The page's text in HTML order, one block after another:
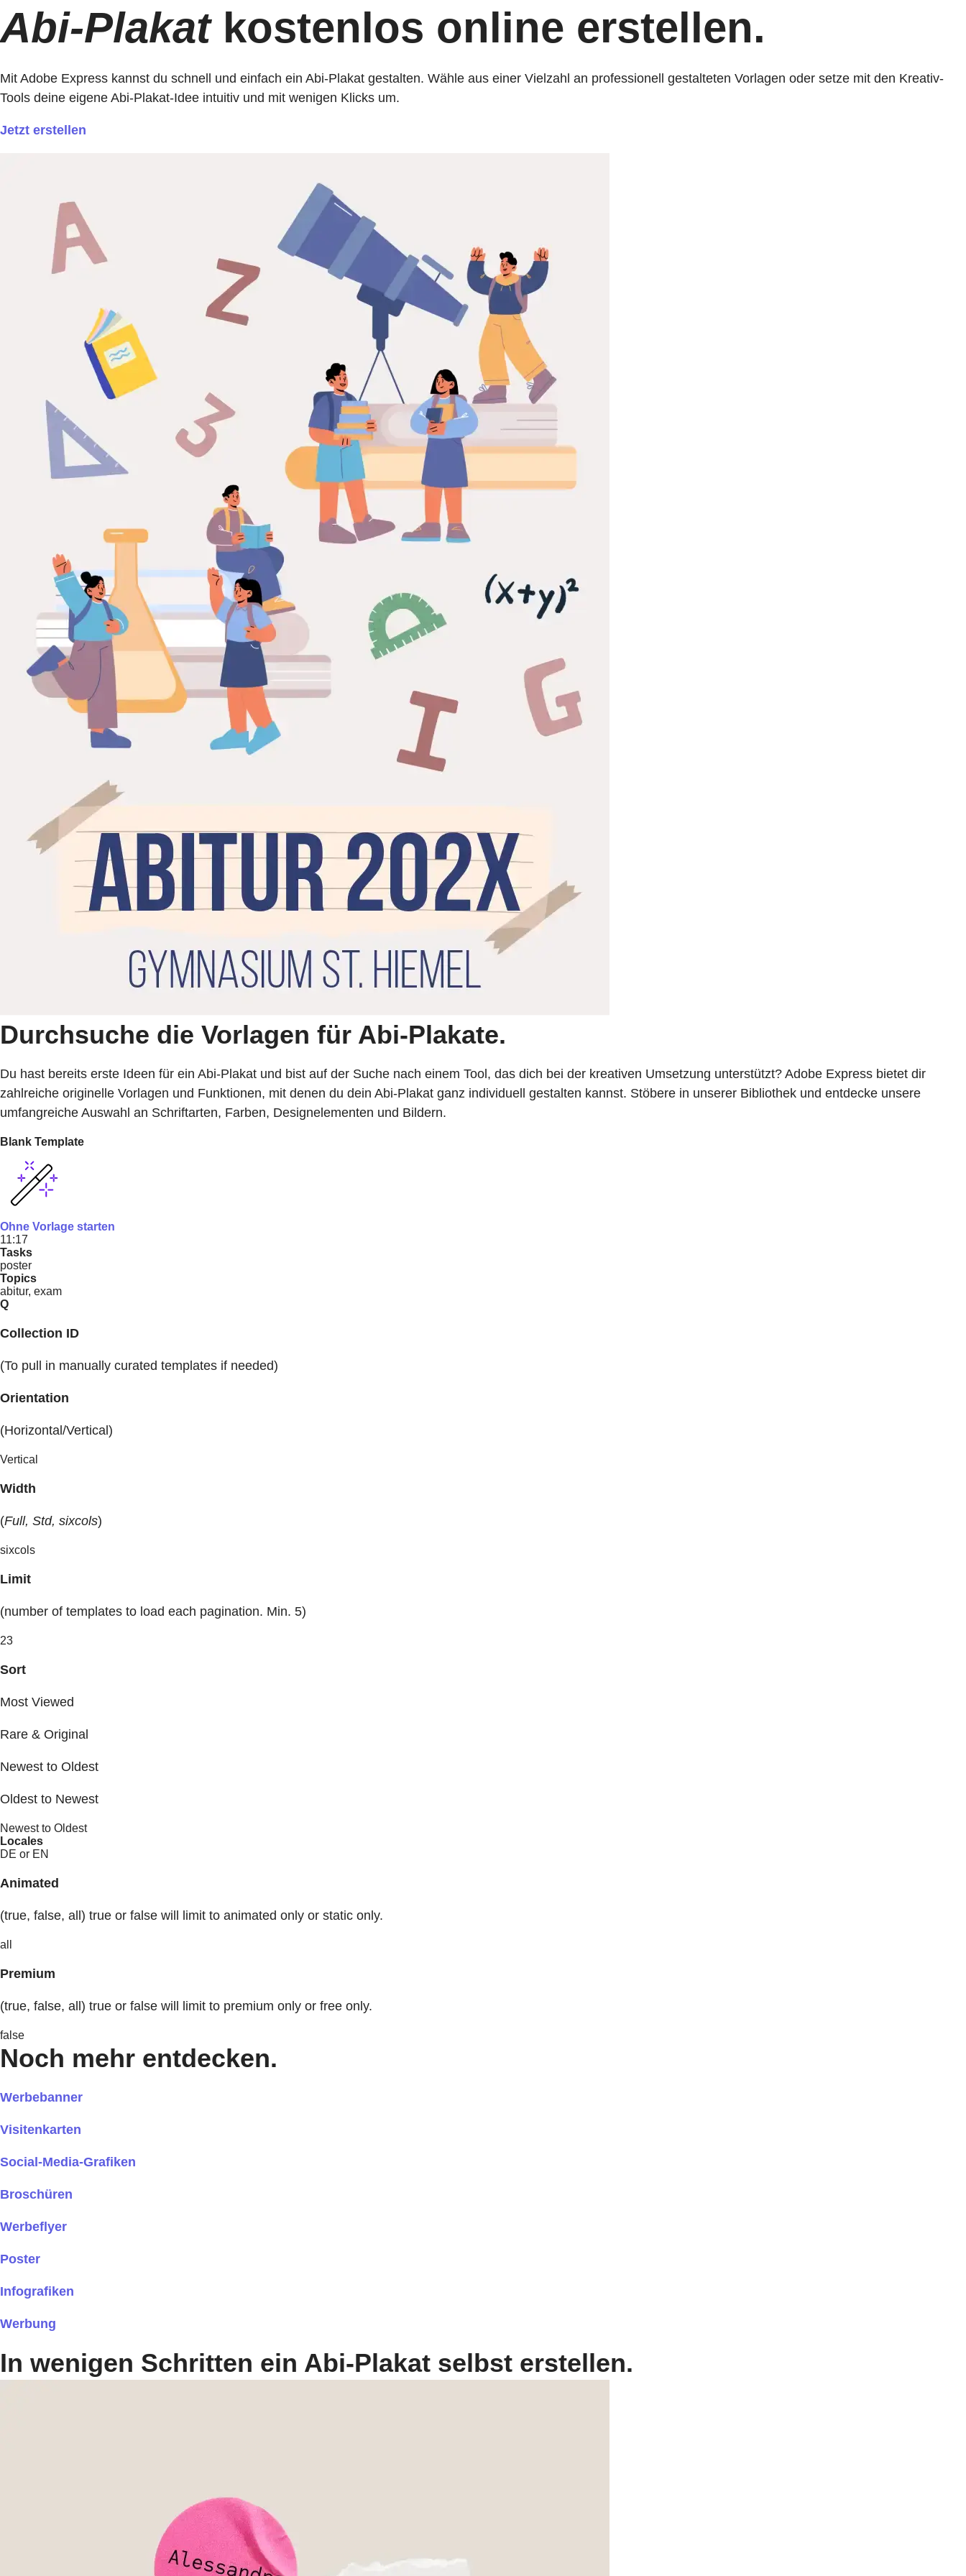
Abi-Plakatkostenlos online erstellen.
Mit Adobe Express kannst du schnell und einfach ein Abi-Plakat gestalten. Wähle aus einer Vielzahl an professionell gestalteten Vorlagen oder setze mit den Kreativ-
Tools deine eigene Abi-Plakat-Idee intuitiv und mit wenigen Klicks um.
Jetzt erstellen
Durchsuche die Vorlagen für Abi-Plakate.
Du hast bereits erste Ideen für ein Abi-Plakat und bist auf der Suche nach einem Tool, das dich bei der kreativen Umsetzung unterstützt? Adobe Express bietet dir
zahlreiche originelle Vorlagen und Funktionen, mit denen du dein Abi-Plakat ganz individuell gestalten kannst. Stöbere in unserer Bibliothek und entdecke unsere
umfangreiche Auswahl an Schriftarten, Farben, Designelementen und Bildern.
Blank Template
Ohne Vorlage starten
11:17
Tasks
poster
Topics
abitur, exam
Q
Collection ID
(To pull in manually curated templates if needed)
Orientation
(Horizontal/Vertical)
Vertical
Width
(Full, Std, sixcols)
sixcols
Limit
(number of templates to load each pagination. Min. 5)
23
Sort
Most Viewed
Rare & Original
Newest to Oldest
Oldest to Newest
Newest to Oldest
Locales
DE or EN
Animated
(true, false, all) true or false will limit to animated only or static only.
all
Premium
(true, false, all) true or false will limit to premium only or free only.
false
Noch mehr entdecken.
Werbebanner
Visitenkarten
Social-Media-Grafiken
Broschüren
Werbeflyer
Poster
Infografiken
Werbung
In wenigen Schritten ein Abi-Plakat selbst erstellen.